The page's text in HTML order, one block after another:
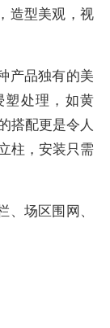
造型美观，视
产品独有的美
塑处理，如黄
搭配更是令人
柱，安装只需
场区围网、